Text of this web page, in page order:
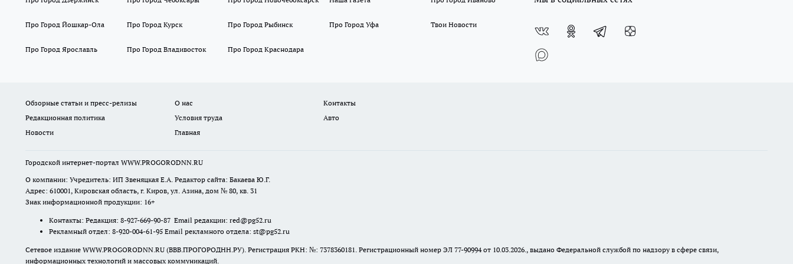
Про Город Йошкар-Ола Про Город Курск Про Город Рыбинск Про Город Уфа Твои Новости
Про Город Ярославль Про Город Владивосток Про Город Краснодара
Обзорные статьи и пресс-релизы О нас
Контакты
Редакционная политика
Условия труда
Авто
Новости
Главная
Городской интернет-портал WWW.PROGORODNN.RU
О компании: Учредитель: ИП Звеняцкая Е.А. Редактор сайта: Бакаева Ю.Г.
Адрес: 610001, Кировская область, г. Киров, ул. Азина, дом № 80, кв. 31
Знак информационной продукции: 16+
Контакты: Редакция: 8-927-669-90-87 Email редакции: red@pg52.ru
Рекламный отдел: 8-920-004-61-95 Email рекламного отдела: st@pg52.ru
Сетевое издание WWW.PROGORODNN.RU (ВВВ.ПРОГОРОДНН.РУ). Регистрация РКН: №: 7378360181. Регистрационный номер ЭЛ 77-90994 от 10.03.2026., выдано Федеральной службой по надзору в сфере связи,
информационных технологий и массовых коммуникаций.